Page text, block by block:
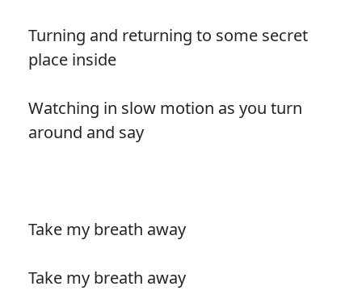
Turning and returning to some secret
place inside
Watching in slow motion as you turn
around and say
Take my breath away
Take my breath away